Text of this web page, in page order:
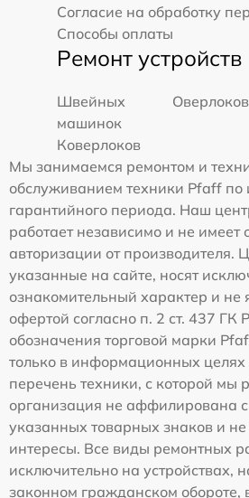
Согласие на обработку
Способы оплаты
Ремонт устройств
Швейных
машинок
Оверлоков
Коверлоков
Мы занимаемся ремонтом и
обслуживанием техники Pfaff по
гарантийного периода. Наш
работает независимо и не
авторизации от производителя.
указанные на сайте, носят
ознакомительный характер и не
офертой согласно п. 2 ст. 437 ГК
обозначения торговой марки
только в информационных
перечень техники, с которой мы
организация не аффилирована
указанных товарных знаков и не
интересы. Все виды ремонтных
исключительно на устройствах,
законном гражданском обороте, в